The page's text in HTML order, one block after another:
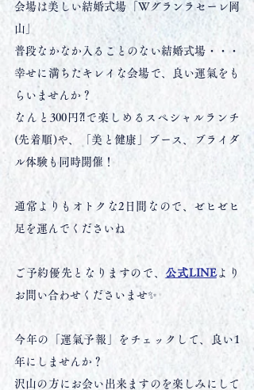
会場は美しい結婚式場「Wグランラセーレ岡
山」
普段なかなか入ることのない結婚式場・・・
幸せに満ちたキレイな会場で、良い運氣をも
らいませんか？
なんと300円⁈で楽しめるスペシャルランチ
(先着順)や、「美と健康」ブース、ブライダ
ル体験も同時開催！
通常よりもオトクな2日間なので、ゼヒゼヒ
足を運んでくださいね
ご予約優先となりますので、 公式LINEより
お問い合わせくださいませ✨
今年の「運氣予報」をチェックして、良い1
年にしませんか？
沢山の方にお会い出来ますのを楽しみにして